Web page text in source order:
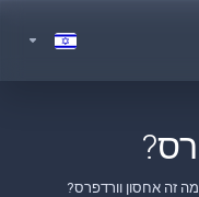
מה זה אחסון וורדפרס?